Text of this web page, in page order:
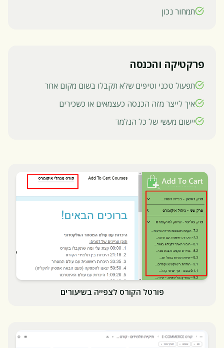
תמחור נכון
פרקטיקה והכנסה
תפעול טכני וטיפים שלא תקבלו בשום מקום אחר
איך לייצר מזה הכנסה כעצמאים או כשכירים
יישום מעשי של כל הנלמד
פורטל הקורס לצפייה בשיעורים